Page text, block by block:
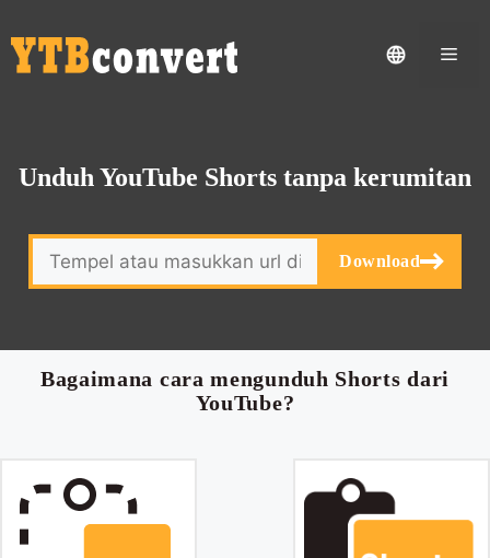
Unduh YouTube Shorts tanpa kerumitan
Download
Bagaimana cara mengunduh Shorts dari
YouTube?